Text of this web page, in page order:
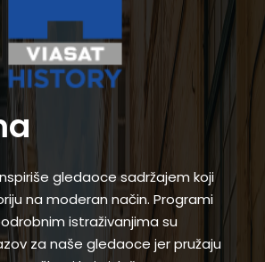
gledaoce sadržajem koji
na moderan način. Programi
istraživanjima su
za naše gledaoce jer pružaju